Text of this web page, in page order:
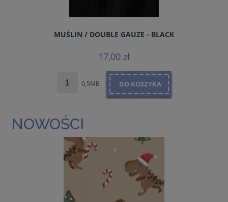
MUŚLIN / DOUBLE GAUZE - BLACK
17,00 zł
0,5MB DO KOSZYKA
NOWOŚCI